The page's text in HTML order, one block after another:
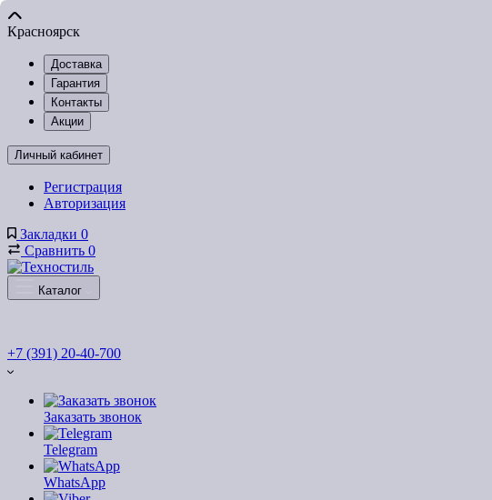
Красноярск
Доставка
Гарантия
Контакты
Акции
Личный кабинет
Регистрация
Авторизация
Закладки 0
Сравнить 0
Каталог
+7 (391) 20-40-700
Заказать звонок
Telegram
WhatsApp